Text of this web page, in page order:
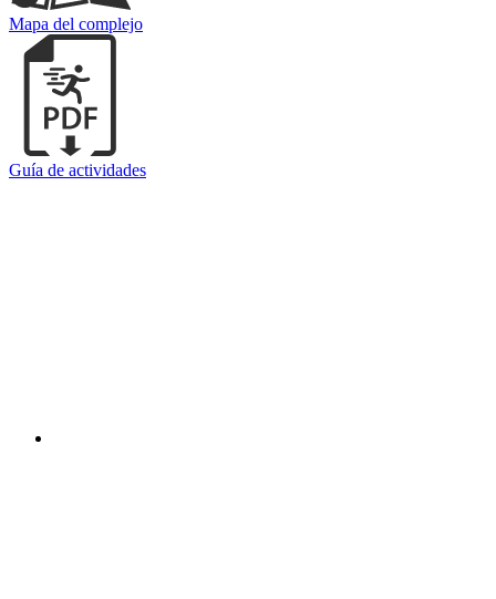
Mapa del complejo
Guía de actividades